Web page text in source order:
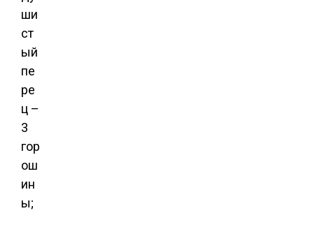
ши
ст
ый
пе
ре
ц –
3
гор
ош
ин
ы;